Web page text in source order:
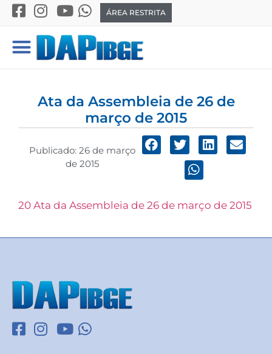
ÁREA RESTRITA
Ata da Assembleia de 26 de
março de 2015
Publicado: 26 de março
de 2015
20 Ata da Assembleia de 26 de março de 2015